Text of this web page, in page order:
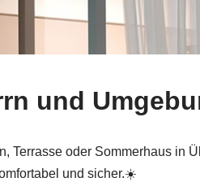
und
Terrasse oder Sommerhaus in
und sicher.☀️